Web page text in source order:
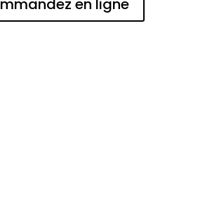
en ligne